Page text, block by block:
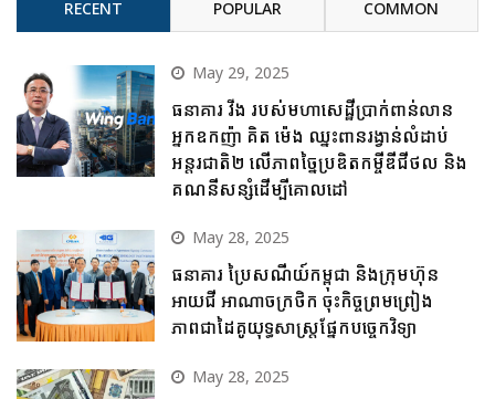
RECENT POPULAR COMMON
May 29, 2025
ធនាគារ វីង របស់មហាសេដ្ឋីប្រាក់ពាន់លាន
អ្នកឧកញ៉ា គិត ម៉េង ឈ្នះពានរង្វាន់លំដាប់
អន្តរជាតិ២ លើភាពច្នៃប្រឌិតកម្ចីឌីជីថល និង
គណនីសន្សំដើម្បីគោលដៅ
May 28, 2025
ធនាគារ ប្រៃសណីយ៍កម្ពុជា និងក្រុមហ៊ុន
អាយជី អាណាចក្រថិក ចុះកិច្ចព្រមព្រៀង
ភាពជាដៃគូយុទ្ធសាស្ត្រផ្នែកបច្ចេកវិទ្យា
May 28, 2025